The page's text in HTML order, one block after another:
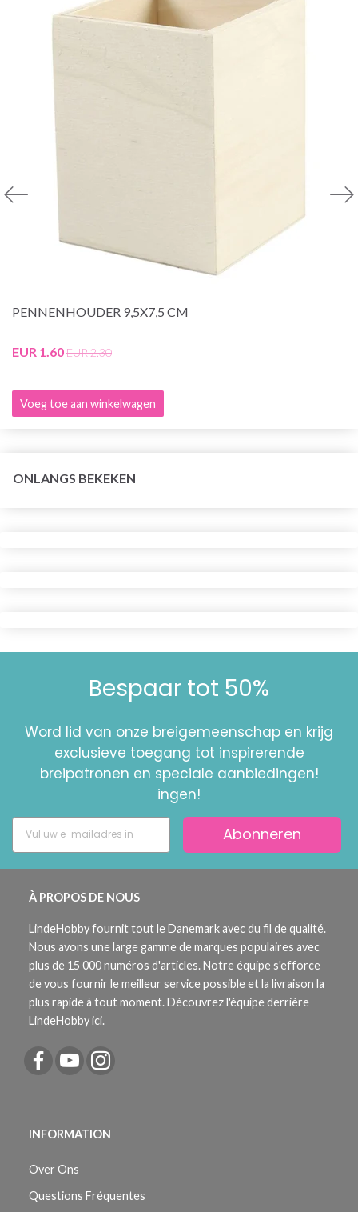
PENNENHOUDER 9,5X7,5 CM
EUR 1.60EUR 2.30
Voeg toe aan winkelwagen
ONLANGS BEKEKEN
Bespaar tot 50%
Word lid van onze breigemeenschap en krijg
exclusieve toegang tot inspirerende
breipatronen en speciale aanbiedingen!
ingen!
Abonneren
À PROPOS DE NOUS
LindeHobby fournit tout le Danemark avec du fil de qualité.
Nous avons une large gamme de marques populaires avec
plus de 15 000 numéros d'articles. Notre équipe s'efforce
de vous fournir le meilleur service possible et la livraison la
plus rapide à tout moment. Découvrez l'équipe derrière
LindeHobby ici.
INFORMATION
Over Ons
Questions Fréquentes